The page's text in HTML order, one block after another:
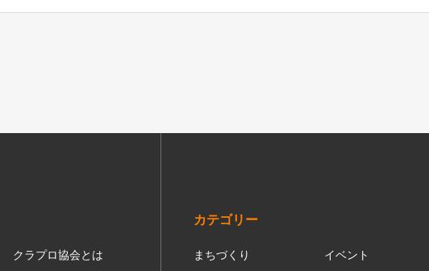
クラプロ協会とは
カテゴリー
まちづくり イベント